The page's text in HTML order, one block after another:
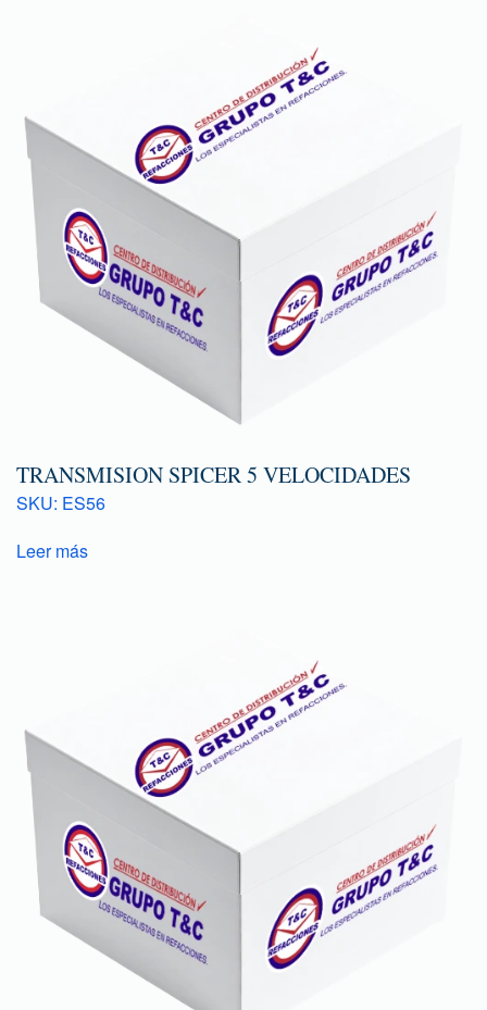
TRANSMISION SPICER 5 VELOCIDADES
SKU: ES56
Leer más